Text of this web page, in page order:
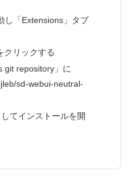
し「Extensions」タブ
クリックする
git repository」に
sd-webui-neutral-
てインストールを開